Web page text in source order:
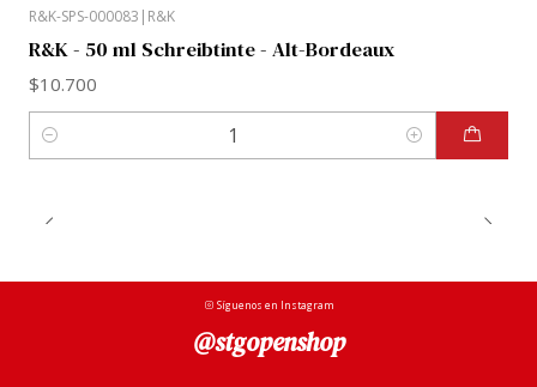
R&K-SPS-000083 | R&K
R&K - 50 ml Schreibtinte - Alt-Bordeaux
$10.700
Cantidad
Síguenos en Instagram
@stgopenshop